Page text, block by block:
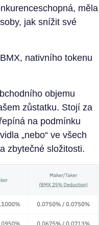
měla
jak snížit své
nativního tokenu
objemu
zůstatku. Stojí za
na podmínku
„nebo“ ve všech
zbytečné složitosti.